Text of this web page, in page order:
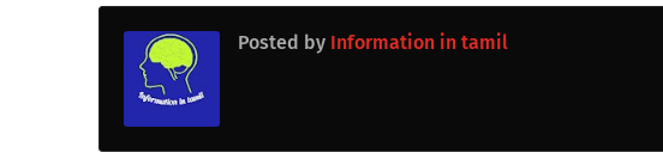
Posted by Information in tamil